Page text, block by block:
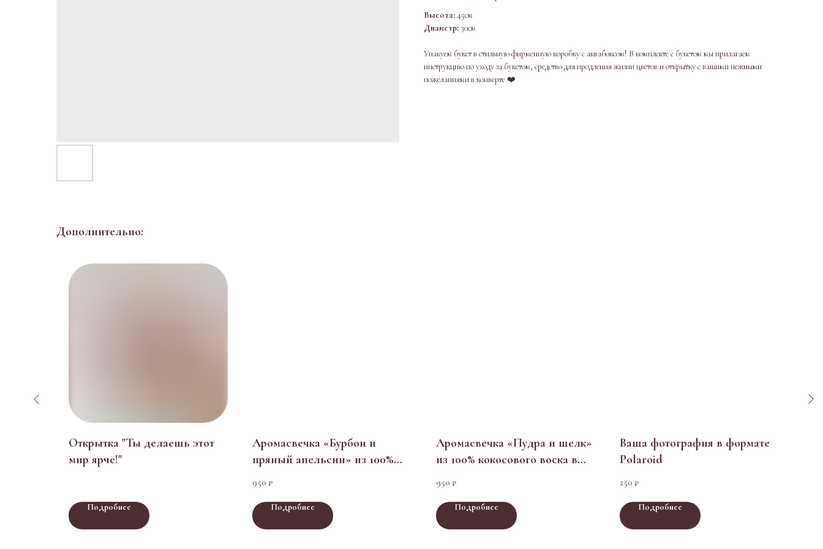
Высота:45см
Диаметр: 30см
Упакуем букет в стильную фирменную коробку с аквабоксом! В комплекте с букетом мы прилагаем
инструкцию по уходу за букетом, средство для продления жизни цветов и открытку с вашими нежными
пожеланиями в конверте ❤️
Дополнительно:
Открытка "Ты делаешь этот
мир ярче!"
Подробнее
Аромасвечка «Бурбон и
пряный апельсин» из 100%
подарочной коробке
950 ₽
Подробнее
Аромасвечка «Пудра и шелк»
из 100% кокосового воска в
950 ₽
Подробнее
Ваша фотография в формате
Polaroid
250 ₽
Подробнее